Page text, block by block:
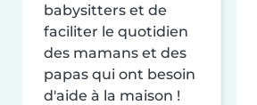
babysitters et de
faciliter le quotidien
des mamans et des
papas qui ont besoin
d'aide à la maison !